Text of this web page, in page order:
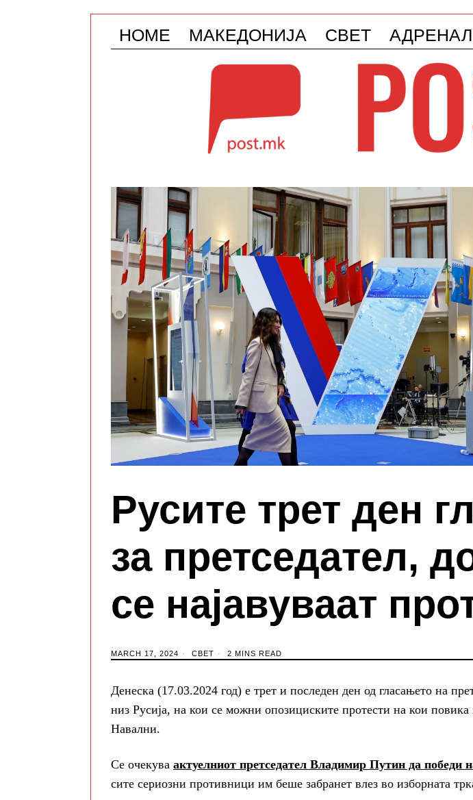
HOME МАКЕДОНИЈА СВЕТ
Русите трет ден
за претседател,
се најавуваат
MARCH 17, 2024 СВЕТ 2 MINS READ
Денеска (17.03.2024 год) е трет и последен ден од гласањето на
низ Русија, на кои се можни опозициските протести на кои повика
Навални.
Се очекува актуелниот претседател Владимир Путин да победи
сите сериозни противници им беше забранет влез во изборната